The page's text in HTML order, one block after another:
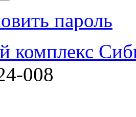
пароль
комплекс
008